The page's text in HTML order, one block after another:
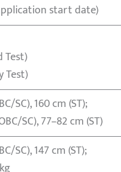
start date)
Test)
Test)
SC), 160 cm (ST);
SC), 77–82 cm (ST)
SC), 147 cm (ST);